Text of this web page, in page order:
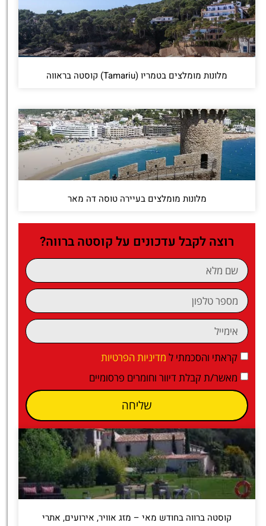
מלונות מומלצים בטמריו (Tamariu) קוסטה בראווה
מלונות מומלצים בעיירה טוסה דה מאר
רוצה לקבל עדכונים על קוסטה ברווה?
קראתי והסכמתי ל מדיניות הפרטיות
מאשר/ת קבלת דיוור וחומרים פרסומיים
שליחה
קוסטה ברווה בחודש מאי – מזג אוויר, אירועים, אתרי